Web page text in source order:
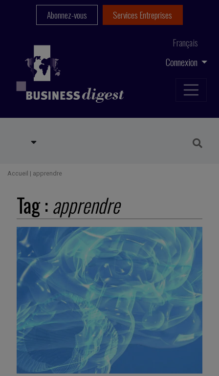
Connexion
Français
Abonnez-vous Services Entreprises
Accueil | apprendre
Tag :apprendre